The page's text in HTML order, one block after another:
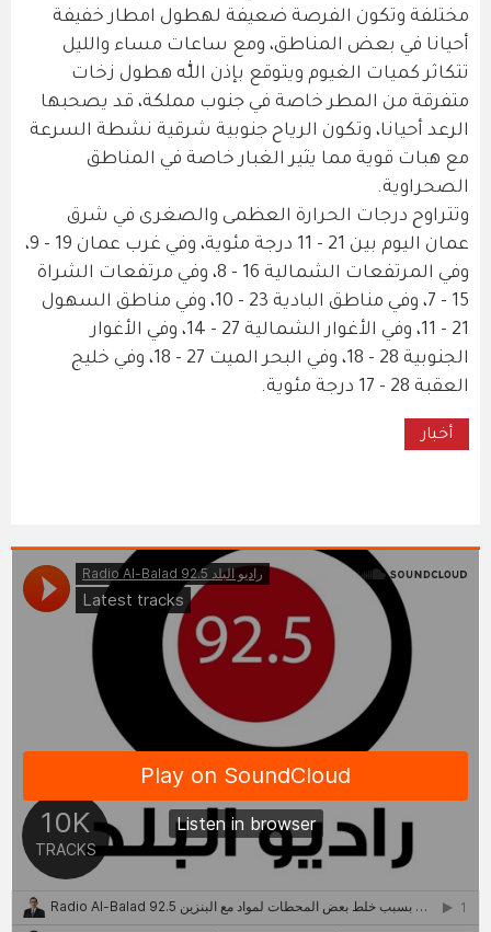
مختلفة وتكون الفرصة ضعيفة لهطول امطار خفيفة
أحيانا في بعض المناطق، ومع ساعات مساء والليل
تتكاثر كميات الغيوم ويتوقع بإذن اللّٰه هطول زخات
متفرقة من المطر خاصة في جنوب مملكة، قد يصحبها
الرعد أحيانا، وتكون الرياح جنوبية شرقية نشطة السرعة
مع هبات قوية مما يثير الغبار خاصة في المناطق
الصحراوية.
وتتراوح درجات الحرارة العظمى والصغرى في شرق
عمان اليوم بين 21 - 11 درجة مئوية، وفي غرب عمان 19 - 9،
وفي المرتفعات الشمالية 16 - 8، وفي مرتفعات الشراة
15 - 7، وفي مناطق البادية 23 - 10، وفي مناطق السهول
21 - 11، وفي الأغوار الشمالية 27 - 14، وفي الأغوار
الجنوبية 28 - 18، وفي البحر الميت 27 - 18، وفي خليج
العقبة 28 - 17 درجة مئوية.
أخبار